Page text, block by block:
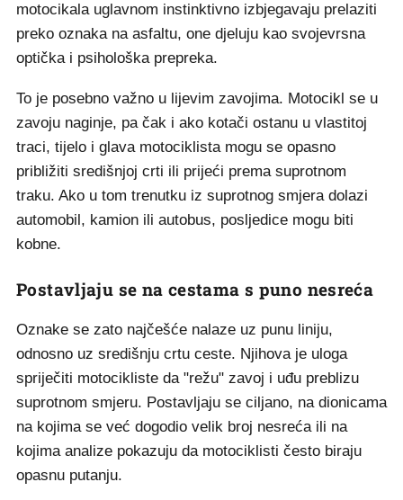
motocikala uglavnom instinktivno izbjegavaju prelaziti
preko oznaka na asfaltu, one djeluju kao svojevrsna
optička i psihološka prepreka.
To je posebno važno u lijevim zavojima. Motocikl se u
zavoju naginje, pa čak i ako kotači ostanu u vlastitoj
traci, tijelo i glava motociklista mogu se opasno
približiti središnjoj crti ili prijeći prema suprotnom
traku. Ako u tom trenutku iz suprotnog smjera dolazi
automobil, kamion ili autobus, posljedice mogu biti
kobne.
Postavljaju se na cestama s puno nesreća
Oznake se zato najčešće nalaze uz punu liniju,
odnosno uz središnju crtu ceste. Njihova je uloga
spriječiti motocikliste da "režu" zavoj i uđu preblizu
suprotnom smjeru. Postavljaju se ciljano, na dionicama
na kojima se već dogodio velik broj nesreća ili na
kojima analize pokazuju da motociklisti često biraju
opasnu putanju.